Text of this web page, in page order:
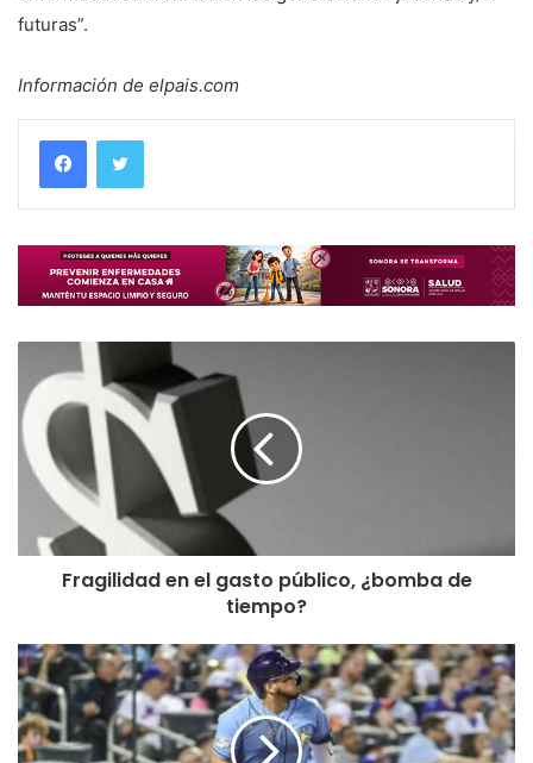
futuras”.
Información de elpais.com
Fragilidad en el gasto público, ¿bomba de
tiempo?